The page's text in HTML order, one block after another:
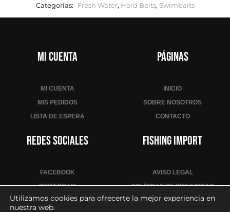
Categorías:
Fresh Water, Hard Baits, Swimbaits
Mi cuenta
MI CUENTA
MIS PEDIDOS
LISTA DE ESPERA
Páginas
INICIO
SOBRE NOSOTROS
CONTACTO
Redes sociales
FACEBOOK
INSTAGRAM
YOUTUBE
Fishing Import
AVISO LEGAL
POLÍTICAS DE PRIVACIDAD
POLÍTICA DE COOKIES
Utilizamos cookies para ofrecerte la mejor experiencia en
nuestra web.